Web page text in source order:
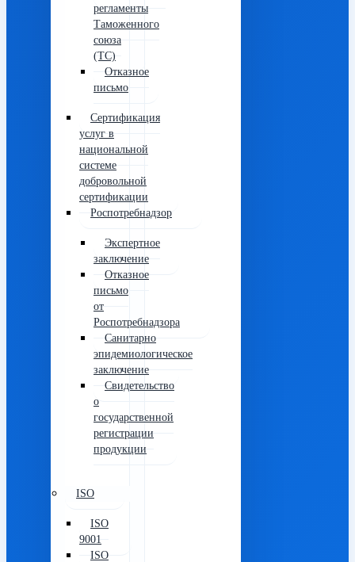
регламенты
Таможенного
союза
(ТС)
Отказное
письмо
Сертификация
услуг в
национальной
системе
добровольной
сертификации
Роспотребнадзор
Экспертное
заключение
Отказное
письмо
от
Роспотребнадзора
Санитарно
эпидемиологическое
заключение
Свидетельство
о
государственной
регистрации
продукции
ISO
ISO
9001
ISO